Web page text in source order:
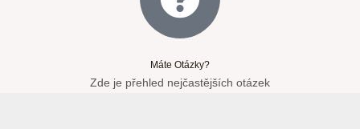
Máte Otázky?
Zde je přehled nejčastějších otázek